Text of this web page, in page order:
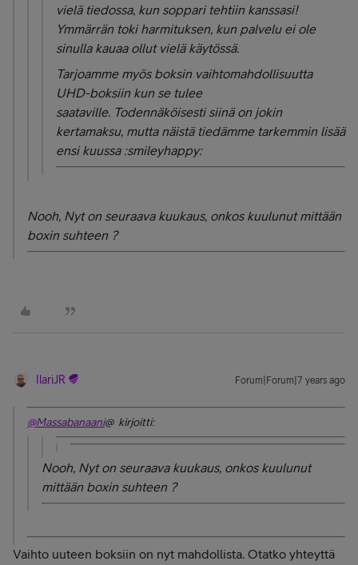
vielä tiedossa, kun soppari tehtiin kanssasi!
Ymmärrän toki harmituksen, kun palvelu ei ole
sinulla kauaa ollut vielä käytössä.
Tarjoamme myös boksin vaihtomahdollisuutta
UHD-boksiin kun se tulee
saataville. Todennäköisesti siinä on jokin
kertamaksu, mutta näistä tiedämme tarkemmin lisää
ensi kuussa :smileyhappy:
Nooh, Nyt on seuraava kuukaus, onkos kuulunut mittään
boxin suhteen ?
IlariJR Forum|Forum|7 years ago
@Massabanaani@ kirjoitti:
Nooh, Nyt on seuraava kuukaus, onkos kuulunut
mittään boxin suhteen ?
Vaihto uuteen boksiin on nyt mahdollista. Otatko yhteyttä